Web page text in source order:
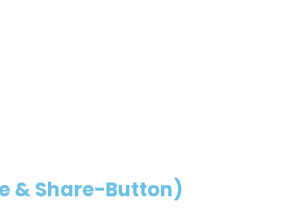
& Share-Button)